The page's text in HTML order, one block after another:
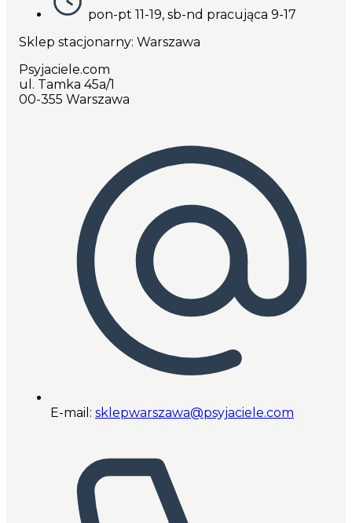
pon-pt 11-19, sb-nd pracująca 9-17
Sklep stacjonarny: Warszawa
Psyjaciele.com
ul. Tamka 45a/1
00-355 Warszawa
E-mail: sklepwarszawa@psyjaciele.com